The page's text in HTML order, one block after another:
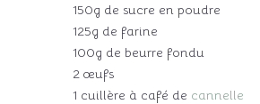
150g de sucre en poudre
125g de farine
100g de beurre fondu
2 œufs
1 cuillère à café de cannelle